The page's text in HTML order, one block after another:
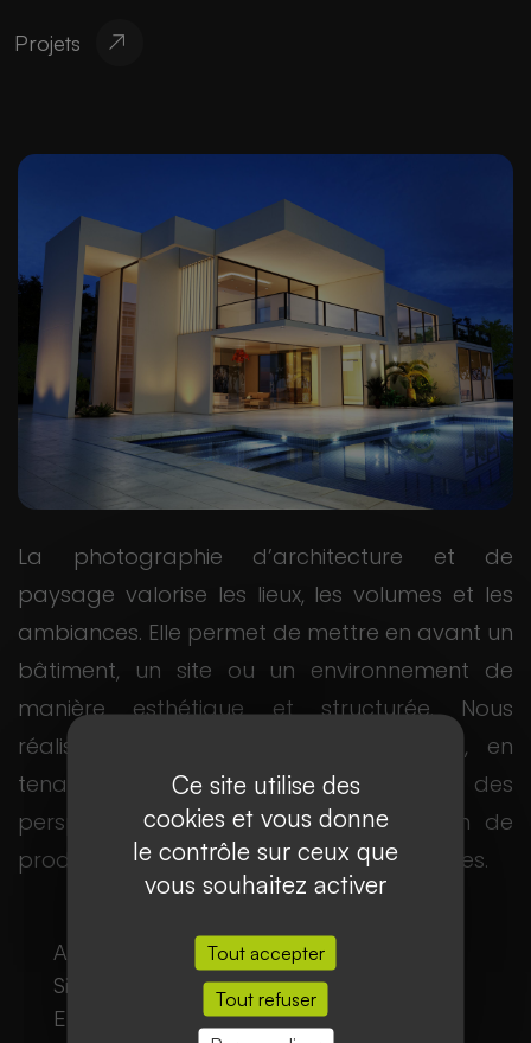
Projets
La photographie d’architecture et de
paysage valorise les lieux, les volumes et les
ambiances. Elle permet de mettre en avant un
bâtiment, un site ou un environnement de
manière esthétique et structurée. Nous
réalisons des prises de vue soignées, en
tenant compte de la lumière, des
perspectives et de la composition, afin de
produire des images fidèles et impactantes.
Architecture intérieure / extérieure
Sites professionnels
Environnements et paysages
Ce site utilise des
cookies et vous donne
le contrôle sur ceux que
vous souhaitez activer
Tout accepter
Tout refuser